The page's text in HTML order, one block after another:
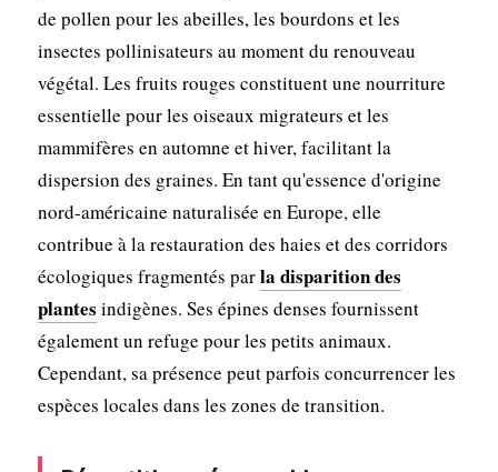
de pollen pour les abeilles, les bourdons et les
insectes pollinisateurs au moment du renouveau
végétal. Les fruits rouges constituent une nourriture
essentielle pour les oiseaux migrateurs et les
mammifères en automne et hiver, facilitant la
dispersion des graines. En tant qu'essence d'origine
nord-américaine naturalisée en Europe, elle
contribue à la restauration des haies et des corridors
écologiques fragmentés parla disparition des
plantes indigènes. Ses épines denses fournissent
également un refuge pour les petits animaux.
Cependant, sa présence peut parfois concurrencer les
espèces locales dans les zones de transition.